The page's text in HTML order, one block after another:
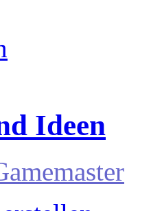
Ideen